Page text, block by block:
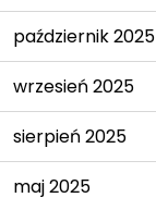
październik 2025
wrzesień 2025
sierpień 2025
maj 2025